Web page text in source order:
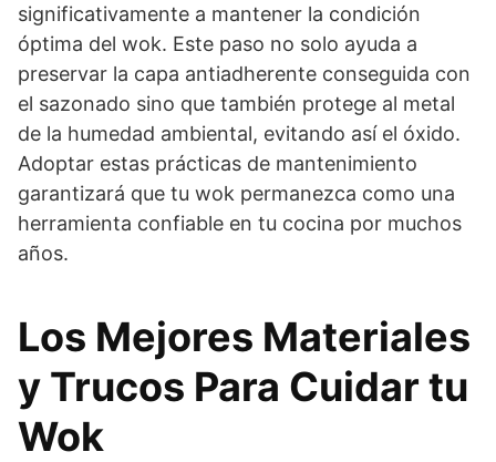
significativamente a mantener la condición
óptima del wok. Este paso no solo ayuda a
preservar la capa antiadherente conseguida con
el sazonado sino que también protege al metal
de la humedad ambiental, evitando así el óxido.
Adoptar estas prácticas de mantenimiento
garantizará que tu wok permanezca como una
herramienta confiable en tu cocina por muchos
años.
Los Mejores Materiales
y Trucos Para Cuidar tu
Wok